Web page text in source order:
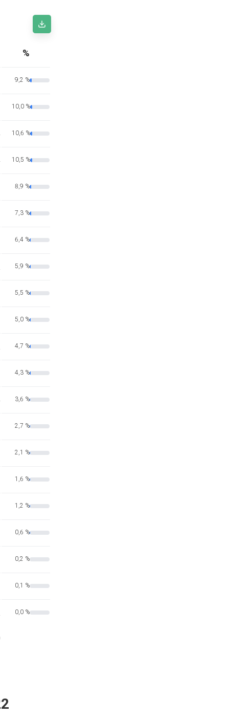
%
9,2 %
10,0 %
10,6 %
10,5 %
8,9 %
7,3 %
6,4 %
5,9 %
5,5 %
5,0 %
4,7 %
4,3 %
3,6 %
2,7 %
2,1 %
1,6 %
1,2 %
0,6 %
0,2 %
0,1 %
0,0 %